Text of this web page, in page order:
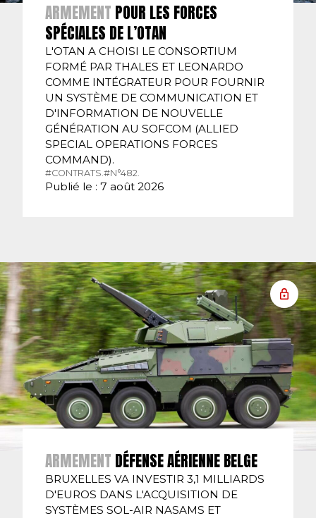
ARMEMENT POUR LES FORCES
SPÉCIALES DE L’OTAN
L'OTAN A CHOISI LE CONSORTIUM
FORMÉ PAR THALES ET LEONARDO
COMME INTÉGRATEUR POUR FOURNIR
UN SYSTÈME DE COMMUNICATION ET
D'INFORMATION DE NOUVELLE
GÉNÉRATION AU SOFCOM (ALLIED
SPECIAL OPERATIONS FORCES
COMMAND).
#CONTRATS. #N°482.
Publié le : 7 août 2026
ARMEMENT DÉFENSE AÉRIENNE BELGE
BRUXELLES VA INVESTIR 3,1 MILLIARDS
D'EUROS DANS L'ACQUISITION DE
SYSTÈMES SOL-AIR NASAMS ET